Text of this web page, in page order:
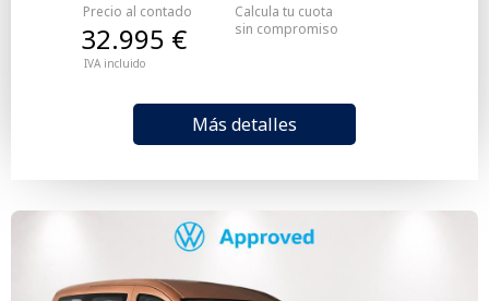
Precio al contado
IVA incluido
32.995 €
Más detalles
Calcula tu cuota
sin compromiso